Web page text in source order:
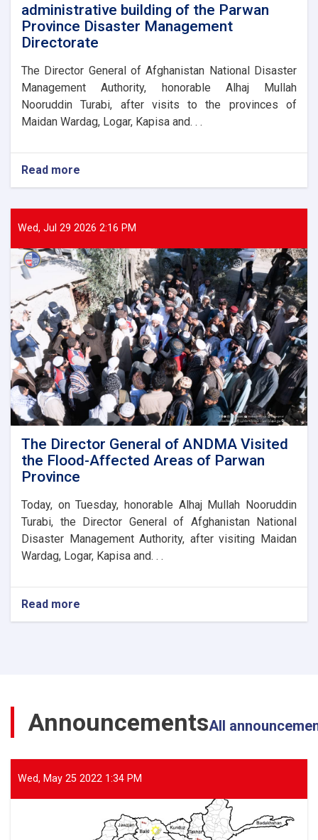
administrative building of the Parwan
Province Disaster Management
Directorate
The Director General of Afghanistan National Disaster
Management Authority, honorable Alhaj Mullah
Nooruddin Turabi, after visits to the provinces of
Maidan Wardag, Logar, Kapisa and. . .
Read more
General
of
laid
the
foundation
stone
for
the
new
administrative
building
of
the
Parwan
Province
Disaster
Management
Directorate
Wed, Jul 29 2026 2:16 PM
The Director General of ANDMA Visited
the Flood-Affected Areas of Parwan
Province
Today, on Tuesday, honorable Alhaj Mullah Nooruddin
Turabi, the Director General of Afghanistan National
Disaster Management Authority, after visiting Maidan
Wardag, Logar, Kapisa and. . .
Read more
Flood-
Affected
of
Parwan
AnnouncementsAll
Wed, May 25 2022 1:34 PM